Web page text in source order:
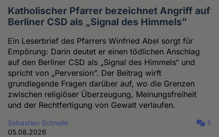
Katholischer Pfarrer bezeichnet Angriff auf
Berliner CSD als „Signal des Himmels”
Ein Leserbrief des Pfarrers Winfried Abel sorgt für
Empörung: Darin deutet er einen tödlichen Anschlag
auf den Berliner CSD als „Signal des Himmels“ und
spricht von „Perversion”. Der Beitrag wirft
grundlegende Fragen darüber auf, wo die Grenzen
zwischen religiöser Überzeugung, Meinungsfreiheit
und der Rechtfertigung von Gewalt verlaufen.
Sebastian Schnelle
05.08.2026
5